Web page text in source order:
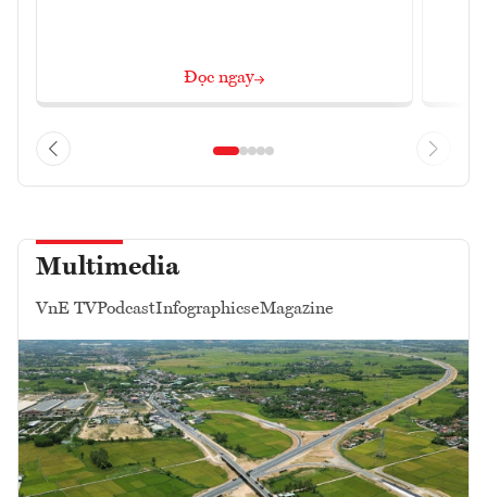
Đọc ngay
Multimedia
VnE TVPodcastInfographicseMagazine